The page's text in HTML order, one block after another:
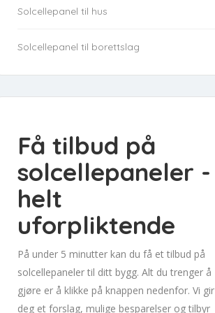
Solcellepanel til hus
Solcellepanel til borettslag
Få tilbud på
solcellepaneler -
helt
uforpliktende
På under 5 minutter kan du få et tilbud på
solcellepaneler til ditt bygg. Alt du trenger å
gjøre er å klikke på knappen nedenfor. Vi gir
deg et forslag, mulige besparelser og tilbyr